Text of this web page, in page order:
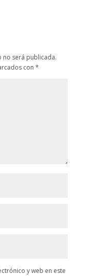
será publicada.
con *
y web en este